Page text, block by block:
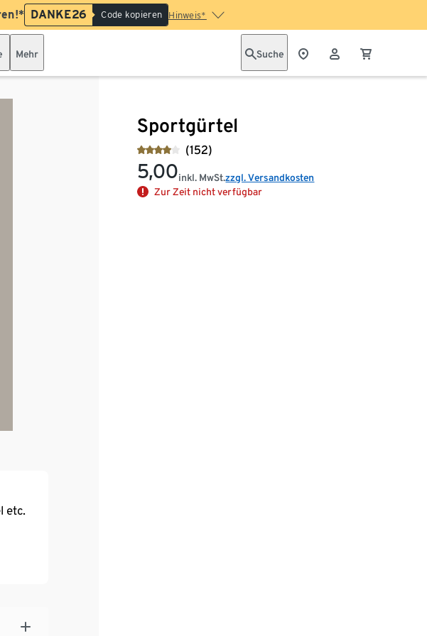
DANKE26 Code kopieren Hinweis*
Mehr Suche
Sportgürtel
(152)
5,00inkl. MwSt.zzgl. Versandkosten
Zur Zeit nicht verfügbar
etc.